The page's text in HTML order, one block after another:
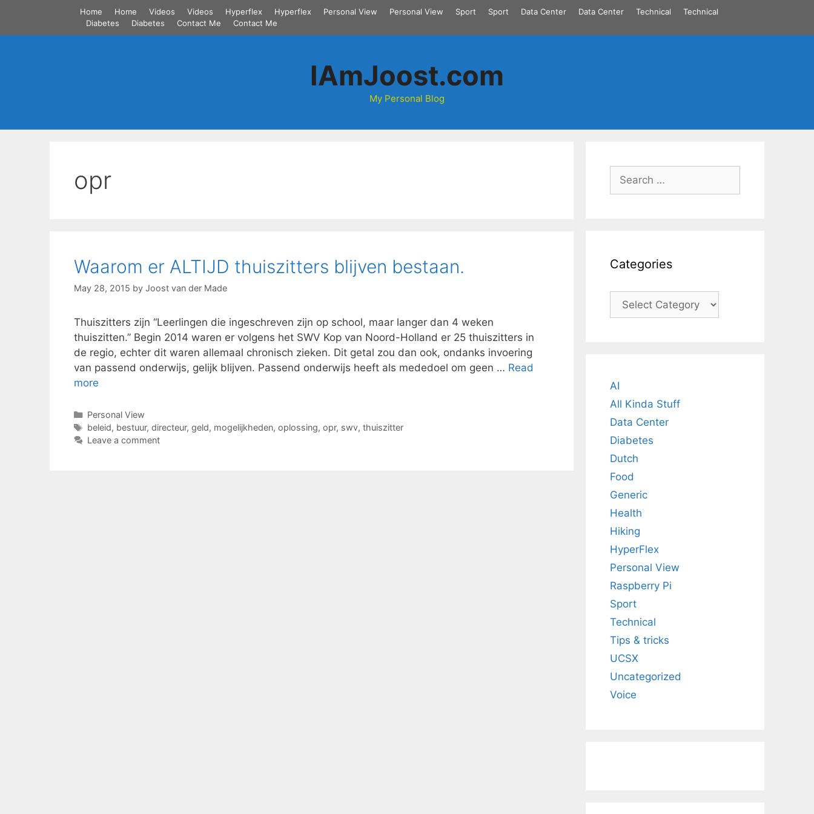
content
Home Home Videos Videos Hyperflex Hyperflex Personal View Personal View Sport Sport Data Center Data Center Technical
Technical
Diabetes
Diabetes Contact Me Contact Me
IAmJoost.com
My Personal Blog
opr
Waarom er ALTIJD thuiszitters blijven bestaan.
May 28, 2015 by Joost van der Made
Thuiszitters zijn “Leerlingen die ingeschreven zijn op school, maar langer dan 4 weken
thuiszitten.” Begin 2014 waren er volgens het SWV Kop van Noord-Holland er 25 thuiszitters in
de regio, echter dit waren allemaal chronisch zieken. Dit getal zou dan ook, ondanks invoering
van passend onderwijs, gelijk blijven. Passend onderwijs heeft als mededoel om geen … Read
more
Categories
Personal View
Tags
beleid, bestuur, directeur, geld, mogelijkheden, oplossing, opr, swv, thuiszitter
Leave a comment
Search
for:
Categories
Categories
AI
All Kinda Stuff
Data Center
Diabetes
Dutch
Food
Generic
Health
Hiking
HyperFlex
Personal View
Raspberry Pi
Sport
Technical
Tips & tricks
UCSX
Uncategorized
Voice